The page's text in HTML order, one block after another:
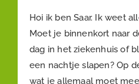
Hoi ik ben Saar. Ik weet
Moet je binnenkort naar
dag in het ziekenhuis of
een nachtje slapen? Op
wat je allemaal moet